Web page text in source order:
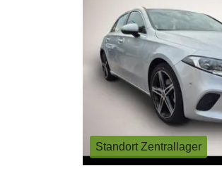
Standort Zentrallager